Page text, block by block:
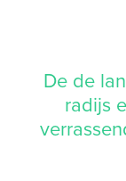
De de
radijs